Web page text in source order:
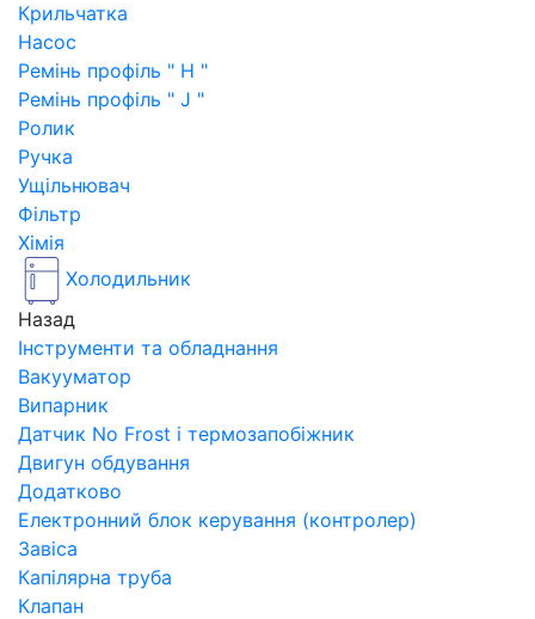
Крильчатка
Насос
Ремінь профіль " H "
Ремінь профіль " J "
Ролик
Ручка
Ущільнювач
Фільтр
Хімія
Холодильник
Назад
Інструменти та обладнання
Вакууматор
Випарник
Датчик No Frost і термозапобіжник
Двигун обдування
Додатково
Електронний блок керування (контролер)
Завіса
Капілярна труба
Клапан